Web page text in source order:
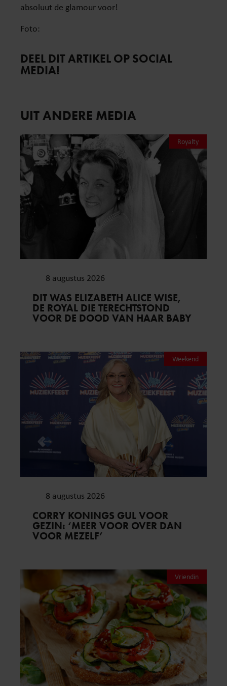
absoluut de glamour voor!
Foto:
DEEL DIT ARTIKEL OP SOCIAL
MEDIA!
UIT ANDERE MEDIA
Royalty
8 augustus 2026
DIT WAS ELIZABETH ALICE WISE,
DE ROYAL DIE TERECHTSTOND
VOOR DE DOOD VAN HAAR BABY
Weekend
8 augustus 2026
CORRY KONINGS GUL VOOR
GEZIN: ‘MEER VOOR OVER DAN
VOOR MEZELF’
Vriendin